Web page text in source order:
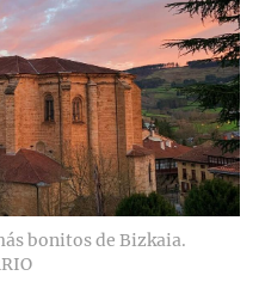
bonitos de Bizkaia.